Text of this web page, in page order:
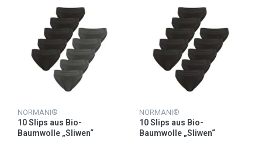
NORMANI®
10 Slips aus Bio-
Baumwolle „Sliwen“
NORMANI®
10 Slips aus Bio-
Baumwolle „Sliwen“